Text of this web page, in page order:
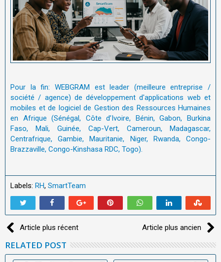
Pour la fin: WEBGRAM est leader (meilleure entreprise /
société / agence) de développement d'applications web et
mobiles et de logiciel de Gestion des Ressources Humaines
en Afrique (Sénégal, Côte d’Ivoire, Bénin, Gabon, Burkina
Faso, Mali, Guinée, Cap-Vert, Cameroun, Madagascar,
Centrafrique, Gambie, Mauritanie, Niger, Rwanda, Congo-
Brazzaville, Congo-Kinshasa RDC, Togo).
Labels: RH, SmartTeam
Article plus récent Article plus ancien
RELATED POST